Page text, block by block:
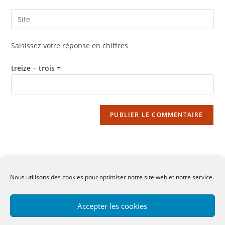
Nous utilisons des cookies pour optimiser notre site web et notre service.
Accepter les cookies
comment
email
address
comment
Saisir
l’URL
site
(facultatif)
Saisissez votre réponse en chiffres
treize − trois =
CGV-Mentions légales-Contact